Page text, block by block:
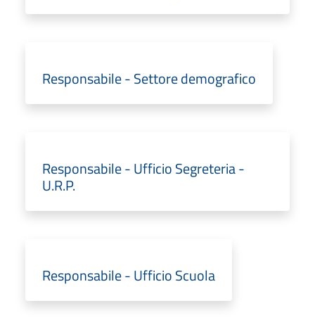
Responsabile - Settore demografico
Responsabile - Ufficio Segreteria -
U.R.P.
Responsabile - Ufficio Scuola